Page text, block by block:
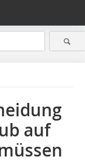
auf